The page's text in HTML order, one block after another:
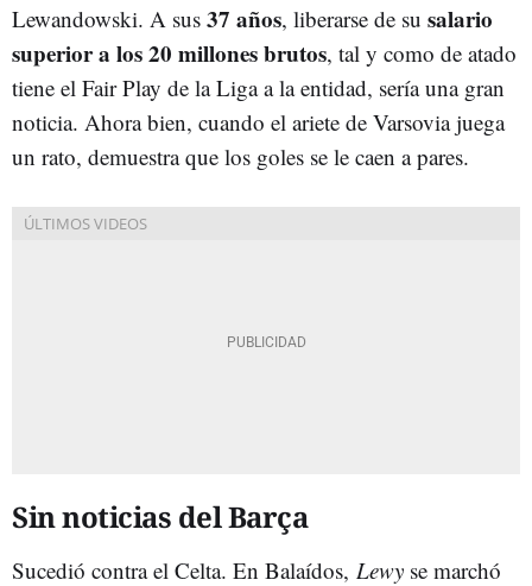
Lewandowski. A sus 37 años, liberarse de su salario
superior a los 20 millones brutos, tal y como de atado
tiene el Fair Play de la Liga a la entidad, sería una gran
noticia. Ahora bien, cuando el ariete de Varsovia juega
un rato, demuestra que los goles se le caen a pares.
Sin noticias del Barça
Sucedió contra el Celta. En Balaídos, Lewy se marchó